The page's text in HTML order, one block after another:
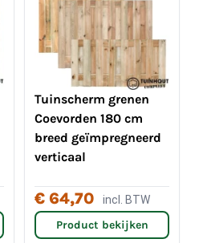
Tuinscherm grenen
Coevorden 180 cm
breed geïmpregneerd
verticaal
€ 64,70 incl. BTW
Product bekijken